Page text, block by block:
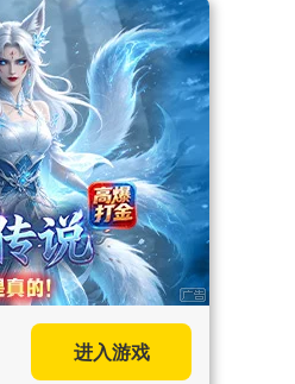
进入游戏